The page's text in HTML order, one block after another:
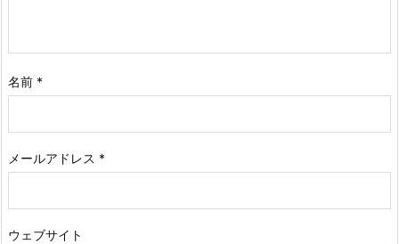
名前 *
メールアドレス *
ウェブサイト